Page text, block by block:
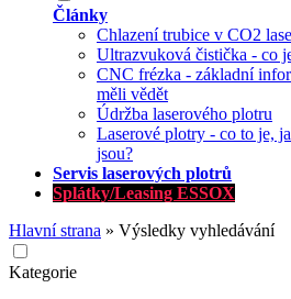
Články
Chlazení trubice v CO2
Ultrazvuková čistička - co
CNC frézka - základní
měli vědět
Údržba laserového plotru
Laserové plotry - co to je,
jsou?
Servis laserových plotrů
Splátky/Leasing ESSOX
Hlavní strana » Výsledky vyhledávání
Kategorie